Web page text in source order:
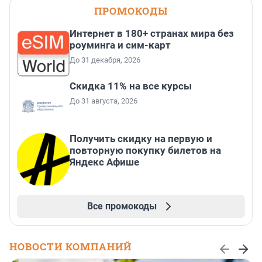
ПРОМОКОДЫ
Интернет в 180+ странах мира без
роуминга и сим-карт
До 31 декабря, 2026
Скидка 11% на все курсы
До 31 августа, 2026
Получить скидку на первую и
повторную покупку билетов на
Яндекс Афише
Все промокоды
НОВОСТИ КОМПАНИЙ